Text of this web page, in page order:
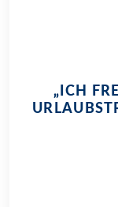
Steigen Sie
nehmen Sie
eine Reise
Salzburger
Wir von
schönsten
„ICH